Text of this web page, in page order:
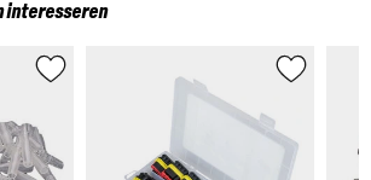
interesseren